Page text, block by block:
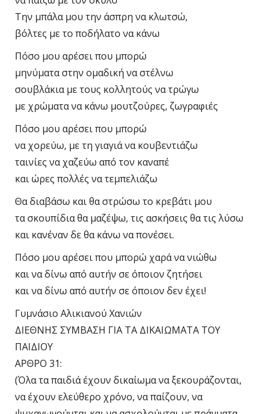
Την μπάλα μου την άσπρη να κλωτσώ,
βόλτες με το ποδήλατο να κάνω
Πόσο μου αρέσει που μπορώ
μηνύματα στην ομαδική να στέλνω
σουβλάκια με τους κολλητούς να τρώγω
με χρώματα να κάνω μουτζούρες, ζωγραφιές
Πόσο μου αρέσει που μπορώ
να χορεύω, με τη γιαγιά να κουβεντιάζω
ταινίες να χαζεύω από τον καναπέ
και ώρες πολλές να τεμπελιάζω
Θα διαβάσω και θα στρώσω το κρεβάτι μου
τα σκουπίδια θα μαζέψω, τις ασκήσεις θα τις λύσω
και κανέναν δε θα κάνω να πονέσει.
Πόσο μου αρέσει που μπορώ χαρά να νιώθω
και να δίνω από αυτήν σε όποιον ζητήσει
και να δίνω από αυτήν σε όποιον δεν έχει!
Γυμνάσιο Αλικιανού Χανιών
ΔΙΕΘΝΗΣ ΣΥΜΒΑΣΗ ΓΙΑ ΤΑ ΔΙΚΑΙΩΜΑΤΑ ΤΟΥ
ΠΑΙΔΙΟΥ
ΑΡΘΡΟ 31:
(Όλα τα παιδιά έχουν δικαίωμα να ξεκουράζονται,
να έχουν ελεύθερο χρόνο, να παίζουν, να